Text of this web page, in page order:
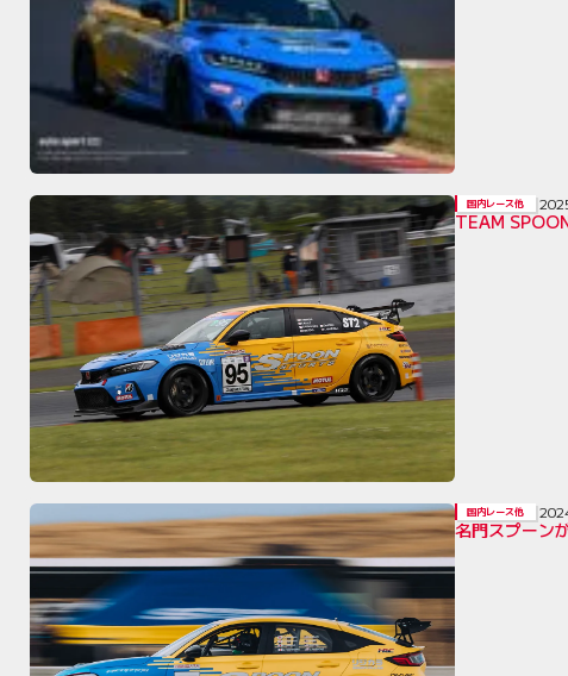
TEAM
国内レース他
名門スプーン
国内レース他